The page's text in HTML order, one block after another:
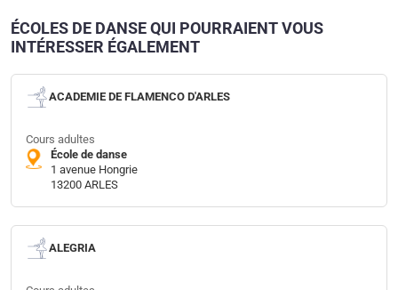
ÉCOLES DE DANSE QUI POURRAIENT VOUS
INTÉRESSER ÉGALEMENT
ACADEMIE DE FLAMENCO D'ARLES
Cours adultes
École de danse
1 avenue Hongrie
13200 ARLES
ALEGRIA